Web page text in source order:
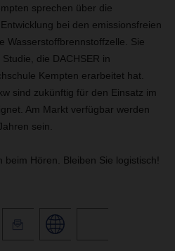
sprechen über die
bei den emissionsfreien
Wasserstoffbrennstoffzelle. Sie
die DACHSER in
Kempten erarbeitet hat.
sind zukünftig für den Einsatz im
Am Markt verfügbar werden
sein.
beim Hören. Bleiben Sie logistisch!